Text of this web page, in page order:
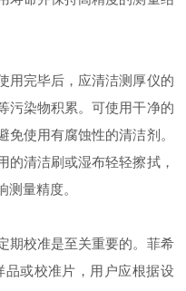
完毕后，应清洁测厚仪的
污染物积累。可使用干净的
使用有腐蚀性的清洁剂。
的清洁刷或湿布轻轻擦拭，
量精度。
校准是至关重要的。菲希
品或校准片，用户应根据设